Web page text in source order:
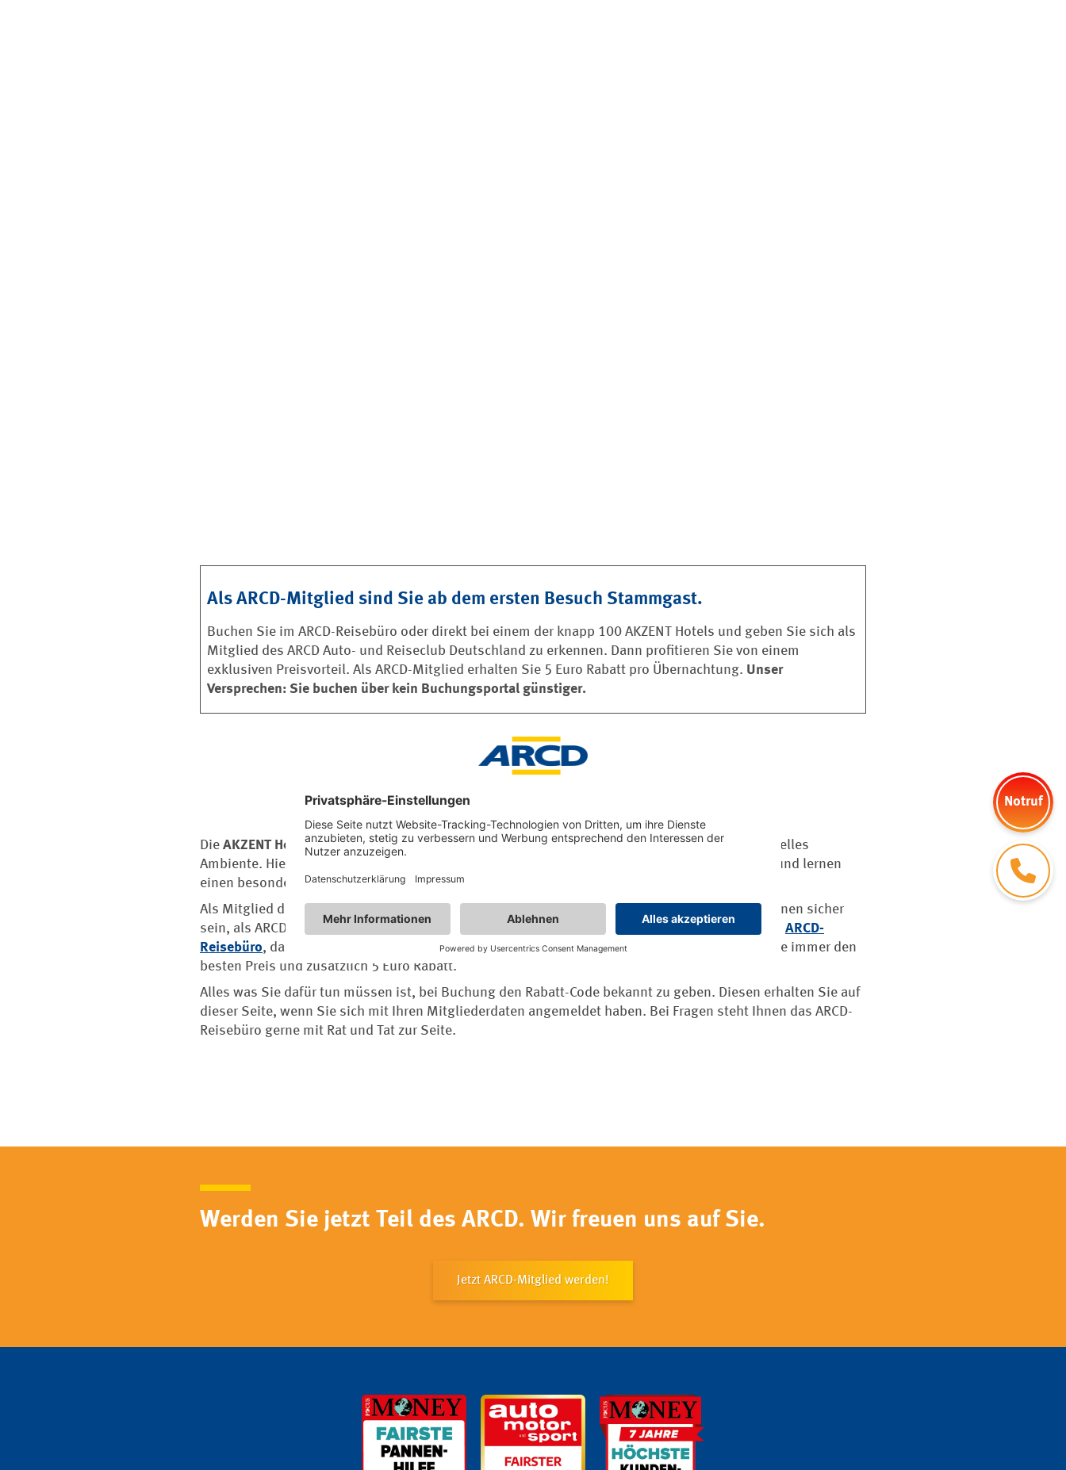
Als ARCD-Mitglied sind Sie ab dem ersten Besuch Stammgast.
Buchen Sie im ARCD-Reisebüro oder direkt bei einem der knapp 100 AKZENT Hotels und geben Sie sich als
Mitglied des ARCD Auto- und Reiseclub Deutschland zu erkennen. Dann profitieren Sie von einem
exklusiven Preisvorteil. Als ARCD-Mitglied erhalten Sie 5 Euro Rabatt pro Übernachtung. Unser
Versprechen: Sie buchen über kein Buchungsportal günstiger.
Die AKZENT Hotelsversprechen Ihnen außergewöhnliche Gastlichkeit und regionales, traditionelles
Ambiente. Hier genießen Sie die Herzlichkeit und die persönliche Atmosphäre Ihrer Gastgeber und lernen
einen besonderen Anspruch an Lebensqualität und Individualität kennen.
Als Mitglied des ARCD profitieren Sie von der einzigartigen AKZENT Vertrauensgarantie. Sie können sicher
sein, als ARCD-Mitglied immer den tagesaktuell besten Preis zu bekommen. Wenn Sie über das ARCD-
Reisebüro, das AKZENT-Portal www.akzent.deoder die hoteleigene Website buchen erhalten Sie immer den
besten Preis und zusätzlich 5 Euro Rabatt.
Alles was Sie dafür tun müssen ist, bei Buchung den Rabatt-Code bekannt zu geben. Diesen erhalten Sie auf
dieser Seite, wenn Sie sich mit Ihren Mitgliederdaten angemeldet haben. Bei Fragen steht Ihnen das ARCD-
Reisebüro gerne mit Rat und Tat zur Seite.
Werden Sie jetzt Teil des ARCD. Wir freuen uns auf Sie.
Jetzt ARCD-Mitglied werden!
Notruf
Kontakt